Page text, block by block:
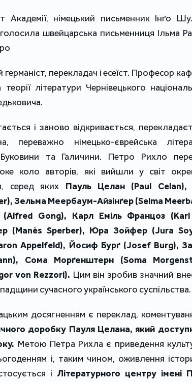
Академії, німецький письменник Інґо
швейцарська письменниця Ільма
перекладач і есеїст. Професор
літератури Чернівецького
і заново відкривається,
переважно німецько-єврейська
та Галичини. Петро Рихло
коло авторів, які вийшли у світ
серед яких Пауль Целан (Paul Celan),
Зельма Меербаум-Айзінґер (Selma
Gong), Карл Еміль Францоз
(Mаnès Sperber), Юра Зойфер (Jura
Appelfeld), Йосиф Бурґ (Josef Burg),
Сома Морґенштерн (Soma
von Rezzori). Цим він зробив значний
сучасного українського суспільства.
досягненням є переклад,
доробку Пауля Целана, який
Метою Петра Рихла є приведення
і, таким чином, оживлення
і Літературного центру імені